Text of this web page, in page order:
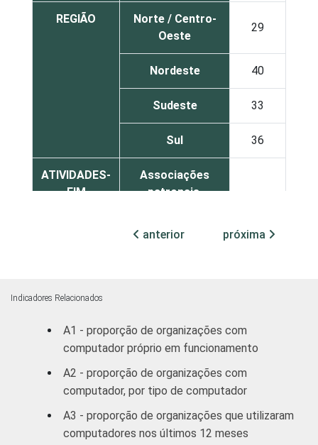
REGIÃO
Norte / Centro-
Oeste
29
Nordeste 40
Sudeste 33
Sul 36
ATIVIDADES-
FIM
Associações
patronais,
e defesa de
direitos
Religião
Outros 37
anterior próxima
Indicadores Relacionados
A1 - proporção de organizações com
computador próprio em funcionamento
A2 - proporção de organizações com
computador, por tipo de computador
A3 - proporção de organizações que utilizaram
computadores nos últimos 12 meses